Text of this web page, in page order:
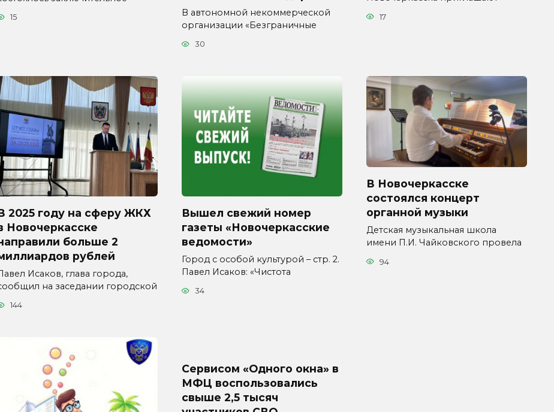
15
В автономной некоммерческой
организации «Безграничные
30
17
2025 году на сферу ЖКХ
Новочеркасске
больше 2
рублей
Исаков, глава города,
на заседании городской
144
Вышел свежий номер
газеты «Новочеркасские
ведомости»
Город с особой культурой – стр. 2.
Павел Исаков: «Чистота
34
В Новочеркасске
состоялся концерт
органной музыки
Детская музыкальная школа
имени П.И. Чайковского провела
94
Сервисом «Одного окна» в
МФЦ воспользовались
свыше 2,5 тысяч